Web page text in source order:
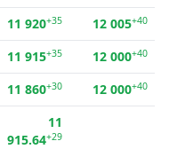
11 920+35 12 005+40
11 915+35 12 000+40
11 860+30 12 000+40
11
915.64+29